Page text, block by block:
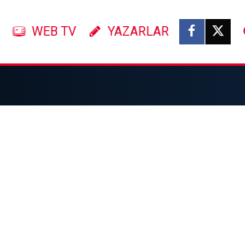
WEB TV YAZARLAR